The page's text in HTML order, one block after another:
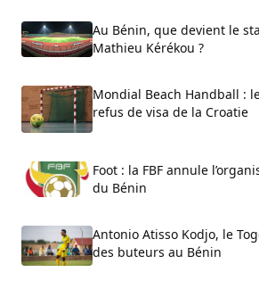
Au Bénin, que devient le
Mathieu Kérékou ?
Mondial Beach Handball :
refus de visa de la Croatie
Foot : la FBF annule
du Bénin
Antonio Atisso Kodjo, le
des buteurs au Bénin